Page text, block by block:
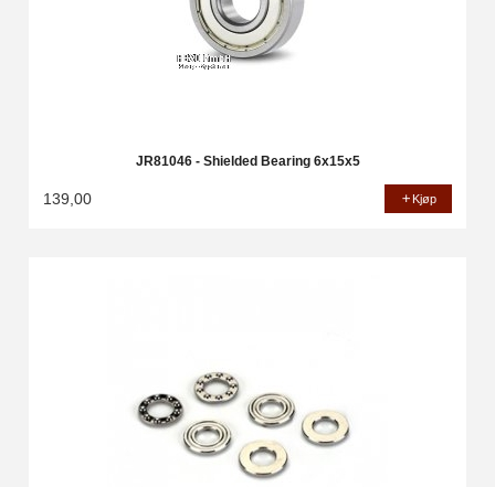
JR81046 - Shielded Bearing 6x15x5
139,00 Kjøp